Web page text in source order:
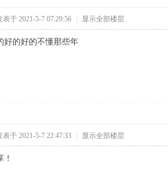
表于 2021-5-7 07:29:56 显示全部楼层
好的好的不懂那些年
表于 2021-5-7 22:47:33 显示全部楼层